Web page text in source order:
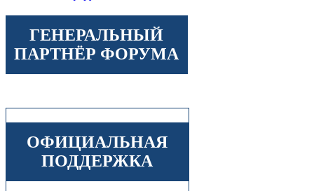
ГЕНЕРАЛЬНЫЙ
ПАРТНЁР ФОРУМА
ОФИЦИАЛЬНАЯ
ПОДДЕРЖКА